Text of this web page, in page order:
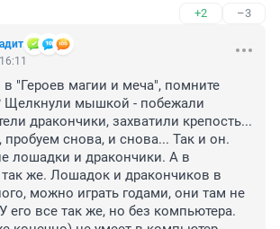
+2 –3
в "Героев магии и меча", помните
Щелкнули мышкой - побежали
дракончики, захватили крепость...
пробуем снова, и снова... Так и он.
лошадки и дракончики. А в
же. Лошадок и дракончиков в
можно играть годами, они там не
его все так же, но без компьютера.